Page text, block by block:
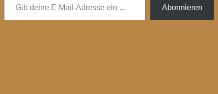
Abonnieren